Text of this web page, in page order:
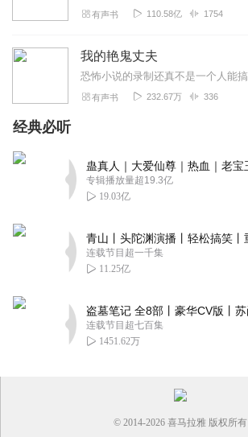
有声书 110.58亿 1754
我的艳鬼丈夫
有声书 232.67万 336
经典必听
专辑播放量超19.3亿
19.03亿
连载节目超一千集
11.25亿
连载节目超七百集
1451.62万
© 2014-2026 喜马拉雅 版权所有